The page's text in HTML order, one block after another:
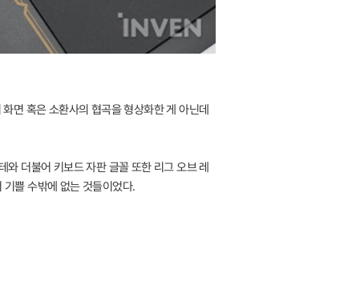
면 혹은 소환사의 협곡을 형상화한 게 아닌데
더불어 키보드 자판 글꼴 또한 리그 오브 레
쁠 수밖에 없는 것들이었다.